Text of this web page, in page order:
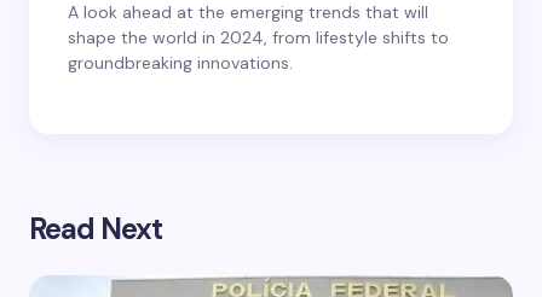
A look ahead at the emerging trends that will
shape the world in 2024, from lifestyle shifts to
groundbreaking innovations.
Read Next